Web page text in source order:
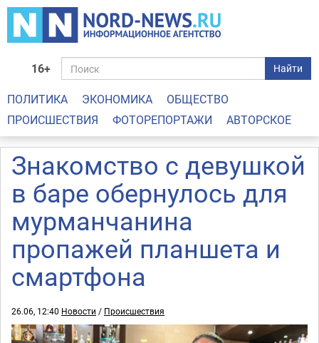
16+ Найти
ПОЛИТИКА ЭКОНОМИКА
ОБЩЕСТВО
ПРОИСШЕСТВИЯ
ФОТОРЕПОРТАЖИ АВТОРСКОЕ
Знакомство с девушкой
в баре обернулось для
мурманчанина
пропажей планшета и
смартфона
26.06, 12:40 Новости / Происшествия